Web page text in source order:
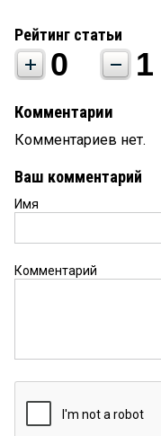
Рейтинг статьи
0 1
Комментарии
Комментариев нет.
Ваш комментарий
Имя
Комментарий